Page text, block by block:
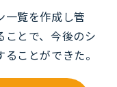
一覧を作成し管
とで、今後のシ
ことができた。